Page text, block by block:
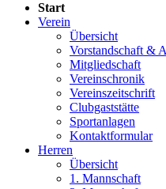
Start
Verein
Übersicht
Vorstandschaft &
Mitgliedschaft
Vereinschronik
Vereinszeitschrift
Clubgaststätte
Sportanlagen
Kontaktformular
Herren
Übersicht
1. Mannschaft